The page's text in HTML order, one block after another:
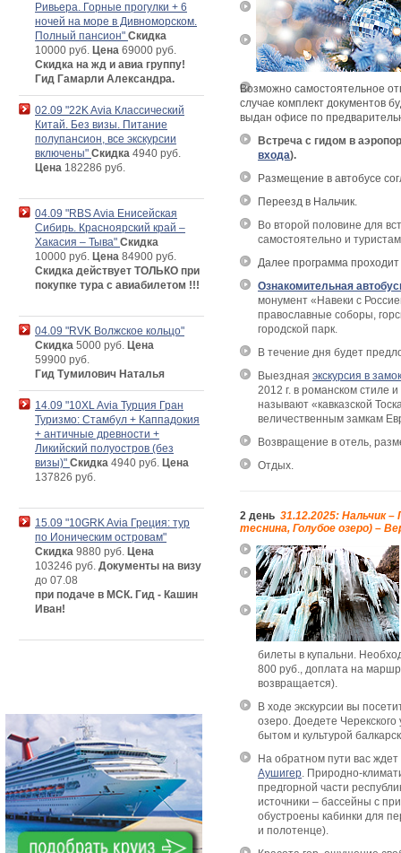
Возможно самостоятельное
случае комплект документов
выдан офисе по
Встреча с гидом в
входа).
Размещение в автобусе
Переезд в Нальчик.
Во второй половине для
самостоятельно и
Далее программа
Ознакомительная
монумент «Навеки с
православные соборы,
городской парк.
В течение дня будет
Выездная экскурсия в
2012 г. в романском стиле
называют «кавказской
величественным замкам
Возвращение в отель,
Отдых.
2 день 31.12.2025: Нальчик
теснина, Голубое озеро) –
билеты в купальни. Н
800 руб., доплата на
возвращается).
В ходе экскурсии вы
озеро. Доедете
бытом и культурой
На обратном пути вас
Аушигер. Природно-
предгорной части
источники – бассейны с
обустроены кабинки для
и полотенце).
Ривьера. Горные прогулки + 6
ночей на море в Дивноморском.
Полный пансион" Скидка
10000 руб. Цена 69000 руб.
Скидка на жд и авиа группу!
Гид Гамарли Александра.
02.09 "22K Avia Классический
Китай. Без визы. Питание
полупансион, все экскурсии
включены" Скидка 4940 руб.
Цена 182286 руб.
04.09 "RBS Avia Енисейская
Сибирь. Красноярский край –
Хакасия – Тыва" Скидка
10000 руб. Цена 84900 руб.
Скидка действует ТОЛЬКО при
покупке тура с авиабилетом !!!
04.09 "RVK Волжское кольцо"
Скидка 5000 руб. Цена
59900 руб.
Гид Тумилович Наталья
14.09 "10XL Avia Турция Гран
Туризмо: Стамбул + Каппадокия
+ античные древности +
Ликийский полуостров (без
визы)" Скидка 4940 руб. Цена
137826 руб.
15.09 "10GRK Avia Греция: тур
по Ионическим островам"
Скидка 9880 руб. Цена
103246 руб. Документы на визу
до 07.08
при подаче в МСК. Гид - Кашин
Иван!